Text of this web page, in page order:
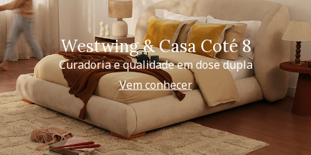
Westwing & Casa Coté 8
Curadoria e qualidade em dose dupla
Vem conhecer